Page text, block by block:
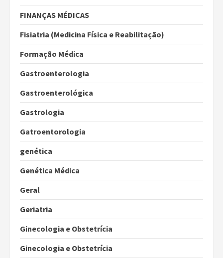
FINANÇAS MÉDICAS
Fisiatria (Medicina Física e Reabilitação)
Formação Médica
Gastroenterologia
Gastroenterológica
Gastrologia
Gatroentorologia
genética
Genética Médica
Geral
Geriatria
Ginecologia e Obstetrícia
Ginecologia e Obstetrícia